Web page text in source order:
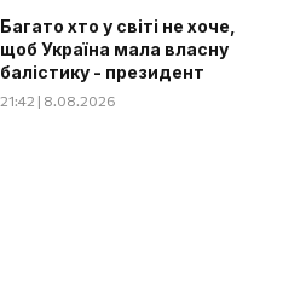
Багато хто у світі не хоче,
щоб Україна мала власну
балістику - президент
21:42 | 8.08.2026